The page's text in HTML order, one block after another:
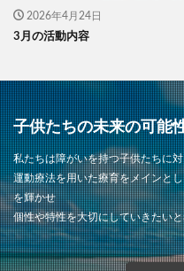
2026年4月24日
3月の活動内容
子供たちの未来の可能
私たちは障がいを持つ子供たちに
運動療法を用いた療育をメインと
を輝かせ
個性や特性を大切にしていきたい